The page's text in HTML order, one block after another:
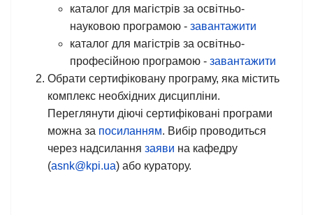
каталог для магістрів за освітньо-
науковою програмою - завантажити
каталог для магістрів за освітньо-
професійною програмою - завантажити
Обрати сертифіковану програму, яка містить
комплекс необхідних дисципліни.
Переглянути діючі сертифіковані програми
можна за посиланням. Вибір проводиться
через надсилання заяви на кафедру
(asnk@kpi.ua) або куратору.